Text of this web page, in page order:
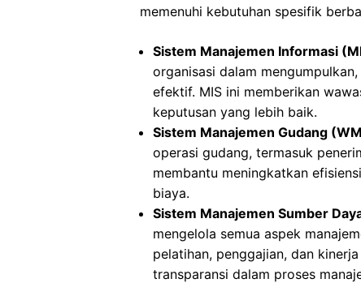
memenuhi kebutuhan spesifik
Sistem Manajemen Informasi
organisasi dalam
efektif. MIS ini memberikan
keputusan yang lebih baik.
Sistem Manajemen Gudang
operasi gudang, termasuk
membantu meningkatkan
biaya.
Sistem Manajemen Sumber
mengelola semua aspek
pelatihan, penggajian, dan
transparansi dalam proses